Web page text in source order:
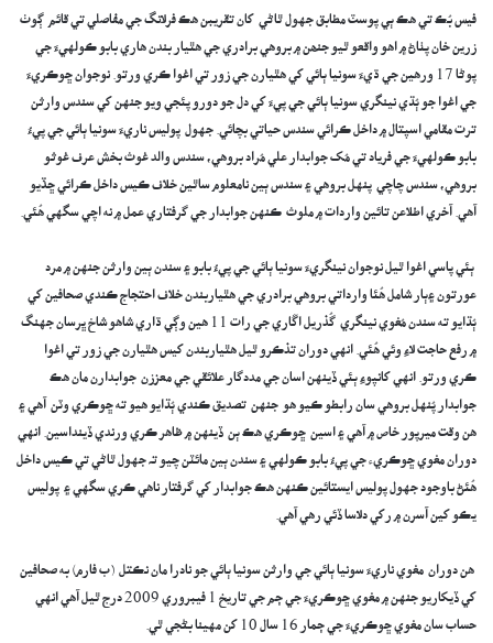
فيس بُڪ تي ھڪ ٻي پوسٽ مطابق جهول ٿاڻي کان تقريبن هڪ فرلانگ جي مفاصلي تي قائم ڳوٺ
زرين خان پٺاڻ ۾ اھو واقعو ٿيو جنھن ۾ بروهي برادري جي هٿيار بندن هاري بابو ڪولهيءَ جي
پوڻا 17 ورهين جي ڌيءَ سونيا ٻائي کي هٿيارن جي زور تي اغوا ڪري ورتو. نوجوان ڇوڪريءَ
جي اغوا جو ٻُڌي نينگري سونيا ٻائي جي پيءَ کي دل جو دورو پئجي ويو جنهن کي سندس وارثن
ترت مقامي اسپتال ۾ داخل ڪرائي سندس حياتي بچائي. جهول پوليس ناريءَ سونيا ٻائي جي پيءُ
بابو ڪولهيءَ جي فرياد تي مُک جوابدار علي مُراد بروهي، سندس والد غوث بخش عرف غوثو
بروهي، سندس چاچي پنهل بروهي ۽ سندس ٻين نامعلوم ساٿين خلاف ڪيس داخل ڪرائي ڇڏيو
آهي. آخري اطلاعن تائين واردات ۾ ملوث ڪنهن جوابدار جي گرفتاري عمل ۾ نه اچي سگهي هُئي.
ٻئي پاسي اغوا ٿيل نوجوان نينگريءَ سونيا ٻائي جي پيءُ بابو ۽ سندن ٻين وارثن جنهن ۾ مرد
عورتون ۽ٻار شامل هُئا وارداتي بروهي برادري جي هٿياربندن خلاف احتجاج ڪندي صحافين کي
ٻُڌايو ته سندن مُغوي نينگري گُذريل اڱاري جي رات 11 هين وڳي ڌاري شاهو شاخ ڀرسان جهنگ
۾ رفع حاجت لاءِ وئي هُئي. انهي دوران تذڪرو ٿيل هٿياربندن کيس هٿيارن جي زور تي اغوا
ڪري ورتو. انهي کانپوءِ ٻئي ڏينهن اسان جي مددگار علائقي جي معززن جوابدارن مان هڪ
جوابدار پُنهل بروهي سان رابطو ڪيو هو جنهن تصديق ڪندي ٻُڌايو هيو ته ڇوڪري وٽن آهي ۽
هن وقت ميرپور خاص ۾ آهي ۽ اسين ڇوڪري هڪ ٻن ڏينهن ۾ ظاهر ڪري ورندي ڏينداسين. انهي
دوران مغوي ڇوڪريء جي پيءُ بابو ڪولهي ۽ سندن ٻين مائٽن چيو تہ جهول ٿاڻي تي ڪيس داخل
هُئڻ باوجود جهول پوليس ايستائين ڪنهن هڪ جوابدار کي گرفتار ناهي ڪري سگهي ۽ پوليس
يڪو کين آسرن ۾ رکي دلاسا ڏئي رهي آهي.
هن دوران مغوي ناريءَ سونيا ٻائي جي وارثن سونيا ٻائي جو نادرا مان نڪتل (ب فارم) به صحافين
کي ڏيکاريو جنهن ۾ مغوي ڇوڪريءَ جي ڄم جي تاريخ 1 فيبروري 2009 درج ٿيل آهي انهي
حساب سان مغوي ڇوڪريءَ جي ڄمار 16 سال 10 کن مهينا بڻجي ٿي.